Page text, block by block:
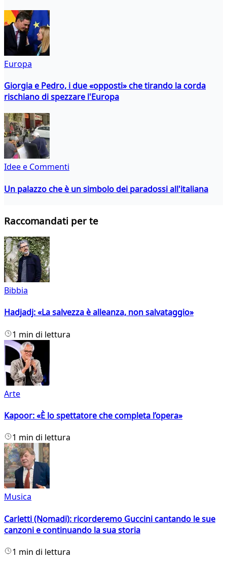
Europa
Giorgia e Pedro, i due «opposti» che tirando la corda
rischiano di spezzare l'Europa
Idee e Commenti
Un palazzo che è un simbolo dei paradossi all'italiana
Raccomandati per te
Bibbia
Hadjadj: «La salvezza è alleanza, non salvataggio»
1 min di lettura
Arte
Kapoor: «È lo spettatore che completa l’opera»
1 min di lettura
Musica
Carletti (Nomadi): ricorderemo Guccini cantando le sue
canzoni e continuando la sua storia
1 min di lettura